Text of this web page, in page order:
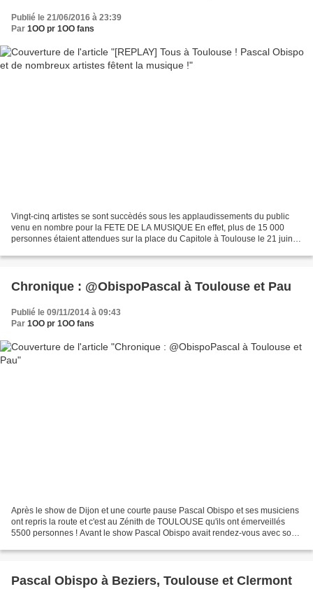
Publié le 21/06/2016 à 23:39
Par 1OO pr 1OO fans
Vingt-cinq artistes se sont succèdés sous les applaudissements du public
venu en nombre pour la FETE DE LA MUSIQUE En effet, plus de 15 000
personnes étaient attendues sur la place du Capitole à Toulouse le 21 juin
Chronique : @ObispoPascal à Toulouse et Pau
Publié le 09/11/2014 à 09:43
Par 1OO pr 1OO fans
Après le show de Dijon et une courte pause Pascal Obispo et ses musiciens
ont repris la route et c'est au Zénith de TOULOUSE qu'ils ont émerveillés
5500 personnes ! Avant le show Pascal Obispo avait rendez-vous avec son
Pascal Obispo à Beziers, Toulouse et Clermont